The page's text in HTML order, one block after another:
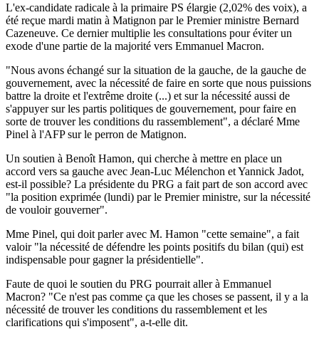
L'ex-candidate radicale à la primaire PS élargie (2,02% des voix), a
été reçue mardi matin à Matignon par le Premier ministre Bernard
Cazeneuve. Ce dernier multiplie les consultations pour éviter un
exode d'une partie de la majorité vers Emmanuel Macron.
"Nous avons échangé sur la situation de la gauche, de la gauche de
gouvernement, avec la nécessité de faire en sorte que nous puissions
battre la droite et l'extrême droite (...) et sur la nécessité aussi de
s'appuyer sur les partis politiques de gouvernement, pour faire en
sorte de trouver les conditions du rassemblement", a déclaré Mme
Pinel à l'AFP sur le perron de Matignon.
Un soutien à Benoît Hamon, qui cherche à mettre en place un
accord vers sa gauche avec Jean-Luc Mélenchon et Yannick Jadot,
est-il possible? La présidente du PRG a fait part de son accord avec
"la position exprimée (lundi) par le Premier ministre, sur la nécessité
de vouloir gouverner".
Mme Pinel, qui doit parler avec M. Hamon "cette semaine", a fait
valoir "la nécessité de défendre les points positifs du bilan (qui) est
indispensable pour gagner la présidentielle".
Faute de quoi le soutien du PRG pourrait aller à Emmanuel
Macron? "Ce n'est pas comme ça que les choses se passent, il y a la
nécessité de trouver les conditions du rassemblement et les
clarifications qui s'imposent", a-t-elle dit.